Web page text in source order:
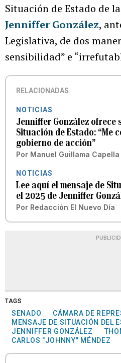
Situación de Estado de
Jenniffer González,
Legislativa, de dos
sensibilidad” e
RELACIONADAS
NOTICIAS
Jenniffer González ofrece
Situación de Estado: “Me
gobierno de acción”
Por Manuel Guillama Capella
NOTICIAS
Lee aquí el mensaje de
el 2025 de Jenniffer
Por Redacción El Nuevo Día
TAGS
SENADO
CÁMARA DE
MENSAJE DE SITUACIÓN DEL
JENNIFFER GONZÁLEZ
CARLOS "JOHNNY" MÉNDEZ